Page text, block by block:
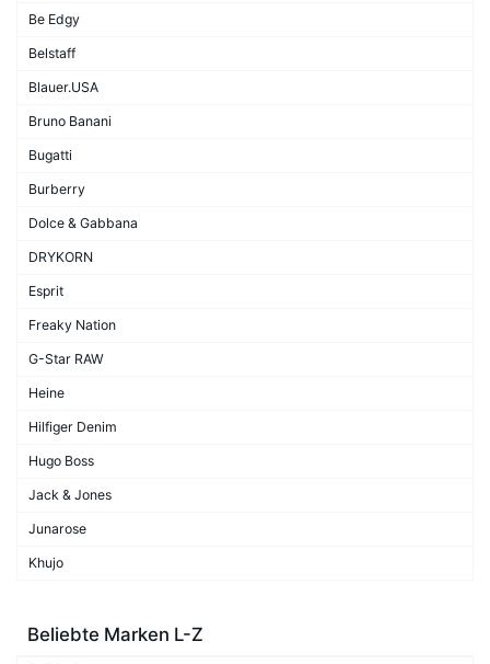
Be Edgy
Belstaff
Blauer.USA
Bruno Banani
Bugatti
Burberry
Dolce & Gabbana
DRYKORN
Esprit
Freaky Nation
G-Star RAW
Heine
Hilfiger Denim
Hugo Boss
Jack & Jones
Junarose
Khujo
Beliebte Marken L-Z